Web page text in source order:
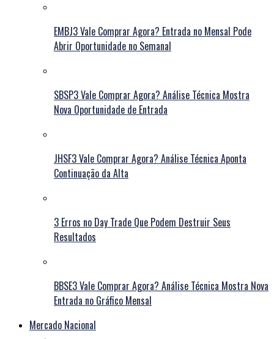
EMBJ3 Vale Comprar Agora? Entrada no Mensal Pode
Abrir Oportunidade no Semanal
SBSP3 Vale Comprar Agora? Análise Técnica Mostra
Nova Oportunidade de Entrada
JHSF3 Vale Comprar Agora? Análise Técnica Aponta
Continuação da Alta
3 Erros no Day Trade Que Podem Destruir Seus
Resultados
BBSE3 Vale Comprar Agora? Análise Técnica Mostra Nova
Entrada no Gráfico Mensal
Mercado Nacional